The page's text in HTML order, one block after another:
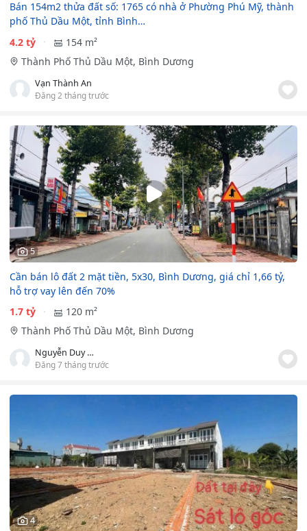
Bán 154m2 thửa đất số: 1765 có nhà ở Phường Phú Mỹ, thành
phố Thủ Dầu Một, tỉnh Bình…
4.2 tỷ
154 m²
Thành Phố Thủ Dầu Một, Bình Dương
Vạn Thành An
Đăng 2 tháng trước
5
Cần bán lô đất 2 mặt tiền, 5x30, Bình Dương, giá chỉ 1,66 tỷ,
hỗ trợ vay lên đến 70%
1.7 tỷ
120 m²
Thành Phố Thủ Dầu Một, Bình Dương
Nguyễn Duy Khánh
Đăng 7 tháng trước
4